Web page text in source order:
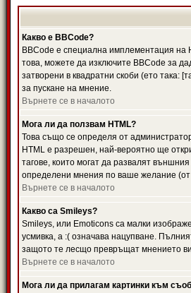
Какво е BBCode?
BBCode е специална имплементация
това, можете да изключите BBCode за
затворени в квадратни скоби (ето така:
за пускане на мнение.
Върнете се в началото
Мога ли да ползвам HTML?
Това също се определя от
HTML е разрешен, най-вероятно ще
тагове, които могат да развалят
определени мнения по ваше желание
Върнете се в началото
Какво са Smileys?
Smileys, или Emoticons са малки
усмивка, а :( означава нацупване.
защото те лесщо превръщат мнението
Върнете се в началото
Мога ли да прилагам картинки към